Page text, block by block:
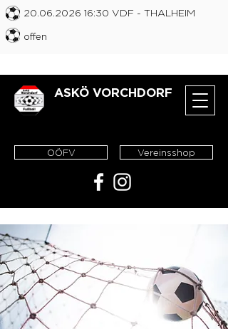
ASKÖ VORCHDORF
OÖFV Vereinsshop
20.06.2026 16:30 VDF - THALHEIM
offen